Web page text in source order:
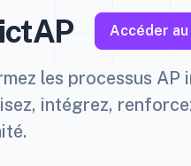
Accéder
les processus AP
intégrez,